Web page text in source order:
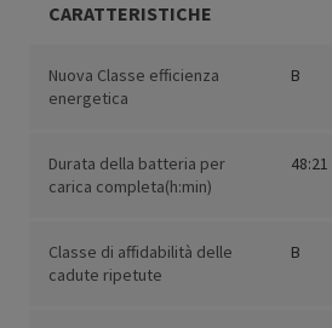
CARATTERISTICHE
Nuova Classe efficienza
energetica
B
Durata della batteria per
carica completa(h:min)
48:21
Classe di affidabilità delle
cadute ripetute
B